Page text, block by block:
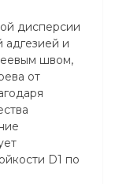
дисперсии
и
швом,
от
D1 по